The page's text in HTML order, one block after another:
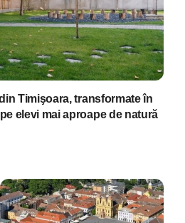
Timişoara, transformate în
elevi mai aproape de natură